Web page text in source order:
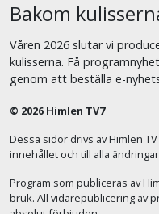
Bakom
Våren 2026 slutar vi
kulisserna. Få
genom att beställa e-
© 2026 Himlen TV7
Dessa sidor drivs av Himlen
innehållet och till alla
Program som publiceras av
bruk. All vidarepublicering av